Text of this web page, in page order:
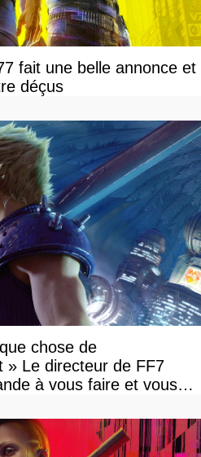
fait une belle annonce et
déçus
chose de
» Le directeur de FF7
à vous faire et vous